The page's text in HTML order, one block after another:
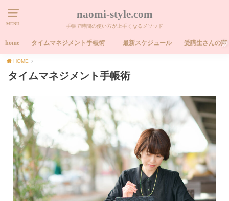
MENU
naomi-style.com
手帳で時間の使い方が上手くなるメソッド
home タイムマネジメント手帳術 最新スケジュール 受講生さんの声
HOME
タイムマネジメント手帳術